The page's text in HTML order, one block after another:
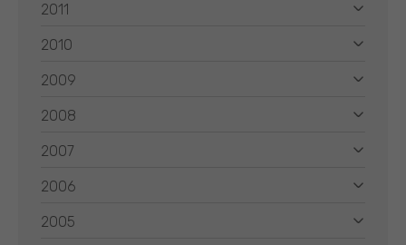
2011
2010
2009
2008
2007
2006
2005